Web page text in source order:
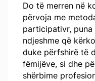
Do të merren në
përvoja me
participativr,
ndjeshme që
duke përfshirë të
fëmijëve, si dhe
shërbime